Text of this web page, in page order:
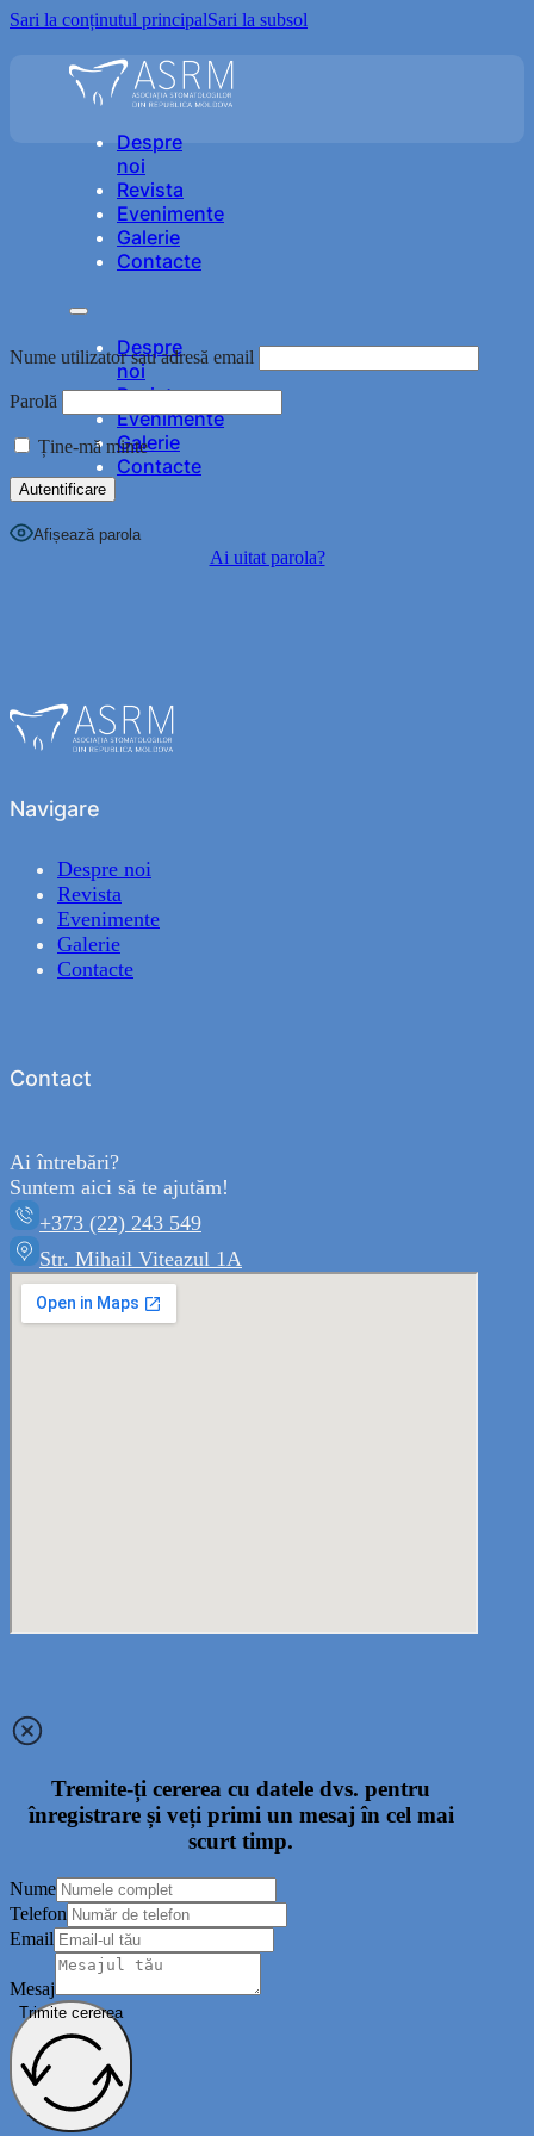
Sari la conținutul principalSari la subsol
Despre
noi
Revista
Evenimente
Galerie
Contacte
Despre
noi
Revista
Evenimente
Galerie
Contacte
Nume utilizator sau adresă email
Parolă
Ține-mă minte
Afișează parola
Ai uitat parola?
Navigare
Despre noi
Revista
Evenimente
Galerie
Contacte
Contact
Ai întrebări?
Suntem aici să te ajutăm!
+373 (22) 243 549
Str. Mihail Viteazul 1A
Tremite-ți cererea cu datele dvs. pentru
înregistrare și veți primi un mesaj în cel mai
scurt timp.
Nume
Telefon
Email
Mesaj
Trimite cererea